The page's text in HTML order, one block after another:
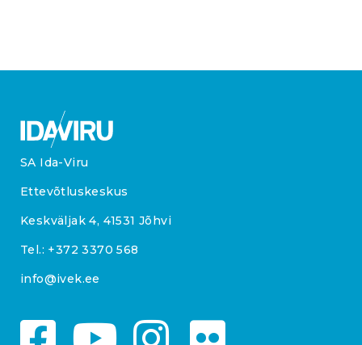
SA Ida-Viru
Ettevõtluskeskus
Keskväljak 4, 41531 Jõhvi
Tel.: +372 3370 568
info@ivek.ee